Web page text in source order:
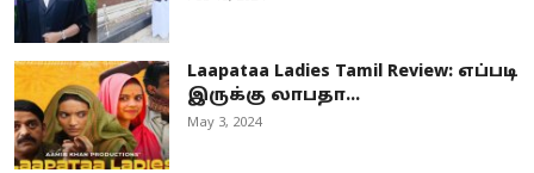
Laapataa Ladies Tamil Review: எப்படி
இருக்கு லாபதா...
May 3, 2024